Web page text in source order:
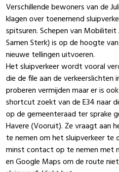
Verschillende bewoners van de
klagen over toenemend
spitsuren. Schepen van Mobiliteit
Samen Sterk) is op de hoogte
nieuwe tellingen uitvoeren.
Het sluipverkeer wordt vooral
die de file aan de verkeerslichten
proberen vermijden maar er is
shortcut zoekt van de E34 naar
op de gemeenteraad ter sprake
Havere(Vooruit). Ze vraagt aan
te nemen om het sluipverkeer te
minst contact op te nemen met
en Google Maps om de route